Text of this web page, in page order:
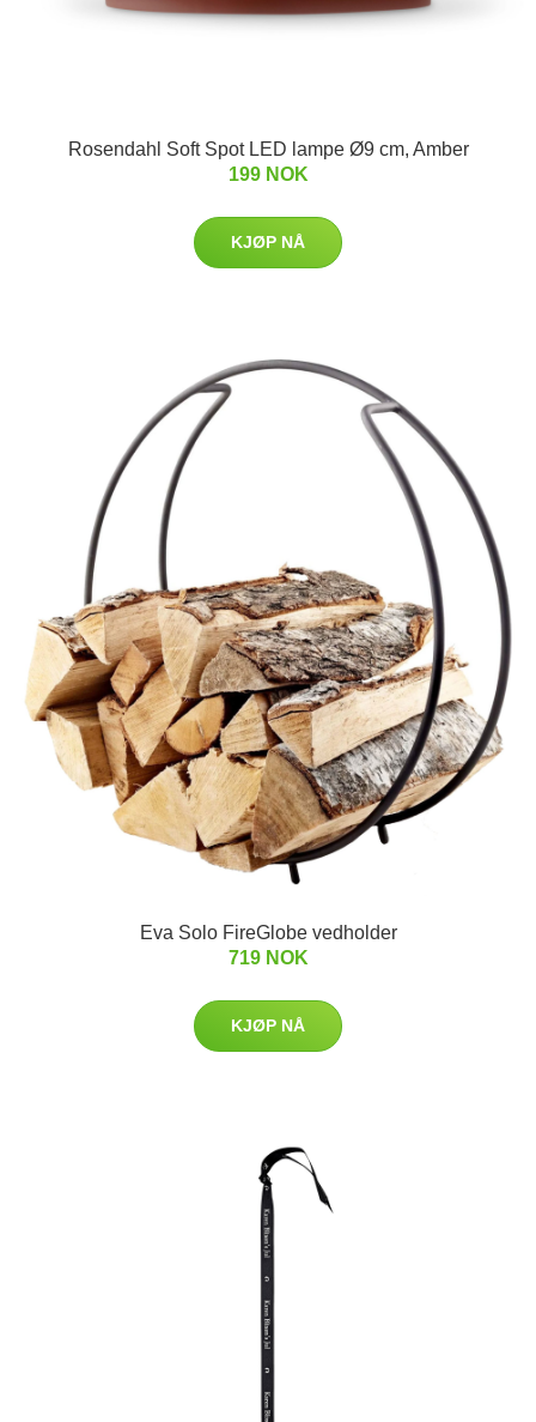
Rosendahl Soft Spot LED lampe Ø9 cm, Amber
199 NOK
KJØP NÅ
Eva Solo FireGlobe vedholder
719 NOK
KJØP NÅ